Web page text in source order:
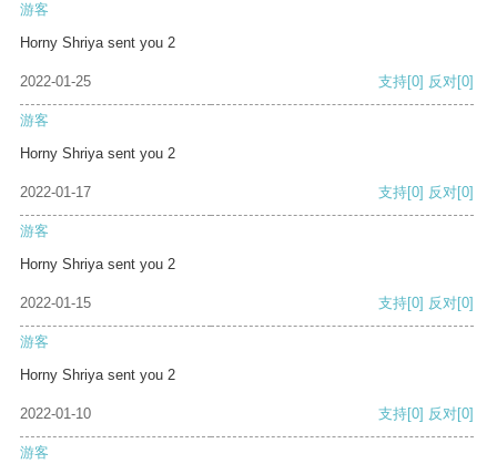
游客
Horny Shriya sent you 2
2022-01-25 支持[0] 反对[0]
游客
Horny Shriya sent you 2
2022-01-17 支持[0] 反对[0]
游客
Horny Shriya sent you 2
2022-01-15 支持[0] 反对[0]
游客
Horny Shriya sent you 2
2022-01-10 支持[0] 反对[0]
游客